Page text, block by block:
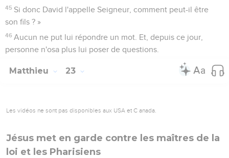
45 Si donc David l'appelle Seigneur, comment peut-il être
son fils ? »
46 Aucun ne put lui répondre un mot. Et, depuis ce jour,
personne n'osa plus lui poser de questions.
Matthieu 23
Les vidéos ne sont pas disponibles aux USA et C anada.
Jésus met en garde contre les maîtres de la
loi et les Pharisiens